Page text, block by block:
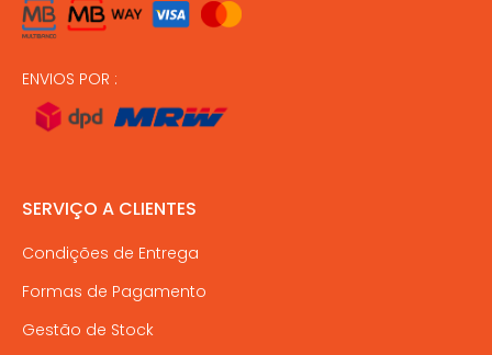
ENVIOS POR :
SERVIÇO A CLIENTES
Condições de Entrega
Formas de Pagamento
Gestão de Stock